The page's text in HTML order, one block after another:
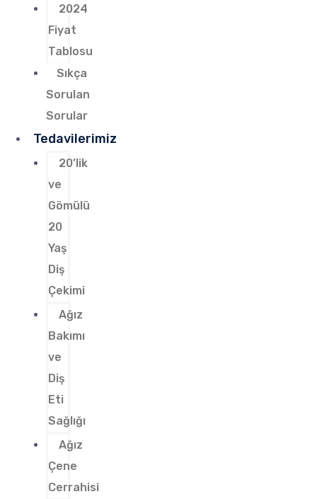
2024
Fiyat
Tablosu
Sıkça
Sorulan
Sorular
Tedavilerimiz
20’lik
ve
Gömülü
20
Yaş
Diş
Çekimi
Ağız
Bakımı
ve
Diş
Eti
Sağlığı
Ağız
Çene
Cerrahisi